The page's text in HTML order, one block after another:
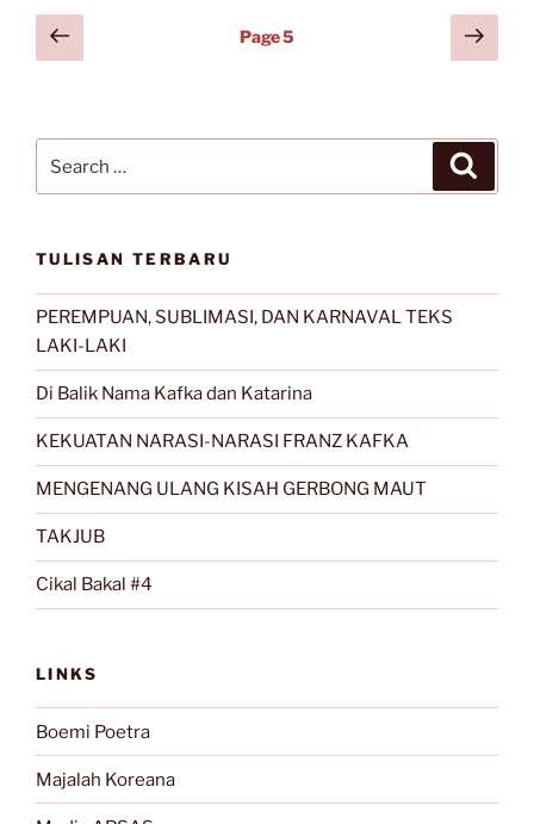
Posts
navigation
Previous
page
Page5
Next
page
TULISAN TERBARU
PEREMPUAN, SUBLIMASI, DAN KARNAVAL TEKS
LAKI-LAKI
Di Balik Nama Kafka dan Katarina
KEKUATAN NARASI-NARASI FRANZ KAFKA
MENGENANG ULANG KISAH GERBONG MAUT
TAKJUB
Cikal Bakal #4
LINKS
Boemi Poetra
Majalah Koreana